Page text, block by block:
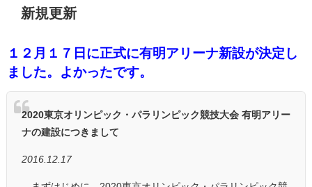
新規更新
１２月１７日に正式に有明アリーナ新設が決定し
ました。よかったです。
2020東京オリンピック・パラリンピック競技大会 有明アリー
ナの建設につきまして
2016.12.17